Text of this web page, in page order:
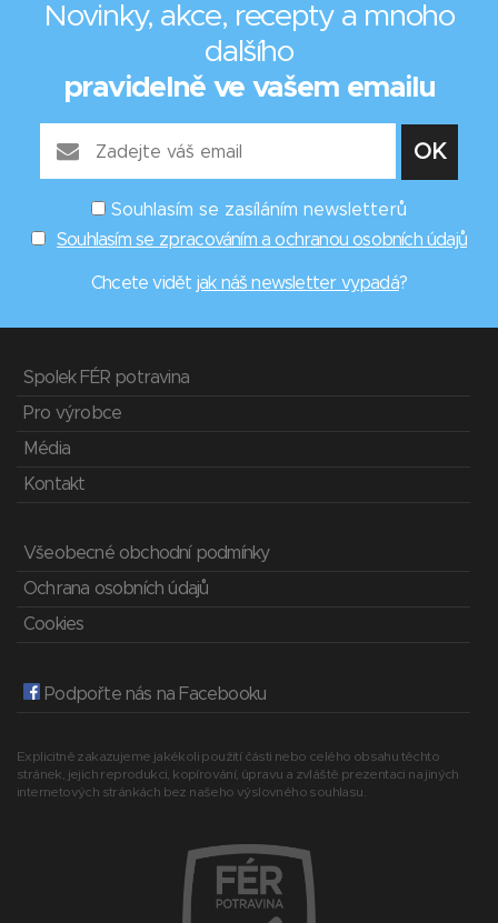
Novinky, akce, recepty a mnoho
dalšího
pravidelně ve vašem emailu
Souhlasím se zasíláním newsletterů
Souhlasím se zpracováním a ochranou osobních údajů
Chcete vidět jak náš newsletter vypadá?
Spolek FÉR potravina
Pro výrobce
Média
Kontakt
Všeobecné obchodní podmínky
Ochrana osobních údajů
Cookies
Podpořte nás na Facebooku
Explicitně zakazujeme jakékoli použití části nebo celého obsahu těchto
stránek, jejich reprodukci, kopírování, úpravu a zvláště prezentaci na jiných
internetových stránkách bez našeho výslovného souhlasu.